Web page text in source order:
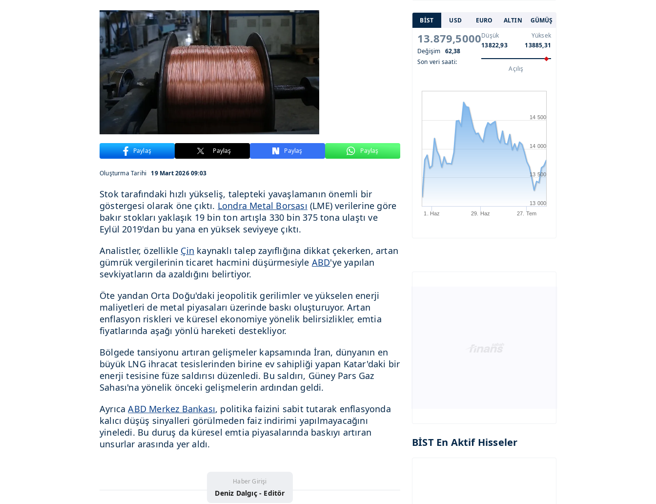
Paylaş Paylaş Paylaş Paylaş
Oluşturma Tarihi 19 Mart 2026 09:03
Stok tarafındaki hızlı yükseliş, talepteki yavaşlamanın önemli bir
göstergesi olarak öne çıktı. Londra Metal Borsası (LME) verilerine göre
bakır stokları yaklaşık 19 bin ton artışla 330 bin 375 tona ulaştı ve
Eylül 2019'dan bu yana en yüksek seviyeye çıktı.
Analistler, özellikle Çin kaynaklı talep zayıflığına dikkat çekerken, artan
gümrük vergilerinin ticaret hacmini düşürmesiyle ABD'ye yapılan
sevkiyatların da azaldığını belirtiyor.
Öte yandan Orta Doğu'daki jeopolitik gerilimler ve yükselen enerji
maliyetleri de metal piyasaları üzerinde baskı oluşturuyor. Artan
enflasyon riskleri ve küresel ekonomiye yönelik belirsizlikler, emtia
fiyatlarında aşağı yönlü hareketi destekliyor.
Bölgede tansiyonu artıran gelişmeler kapsamında İran, dünyanın en
büyük LNG ihracat tesislerinden birine ev sahipliği yapan Katar'daki bir
enerji tesisine füze saldırısı düzenledi. Bu saldırı, Güney Pars Gaz
Sahası'na yönelik önceki gelişmelerin ardından geldi.
AyrıcaABD Merkez Bankası, politika faizini sabit tutarak enflasyonda
kalıcı düşüş sinyalleri görülmeden faiz indirimi yapılmayacağını
yineledi. Bu duruş da küresel emtia piyasalarında baskıyı artıran
unsurlar arasında yer aldı.
Haber Girişi
Deniz Dalgıç - Editör
BİST USD EURO ALTIN GÜMÜŞ
13.879,5000
Değişim 62,38
Son veri saati:
Düşük
13822,93
Yüksek
13885,31
Açılış
1. Haz 29. Haz 27. Tem
13 000
13 500
14 000
14 500
BİST En Aktif Hisseler